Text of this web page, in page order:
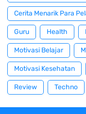
Cerita Menarik Para
Guru Health
Motivasi Belajar
Motivasi Kesehatan
Review Techno